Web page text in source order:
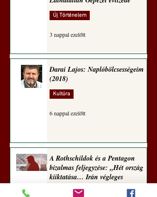
Új Történelem
3 nappal ezelőtt
Darai Lajos: Naplóbölcsességeim
(2018)
Kultúra
6 nappal ezelőtt
A Rothschildok és a Pentagon
bizalmas feljegyzése: „Hét ország
kiiktatása… Irán végleges
legyőzése”